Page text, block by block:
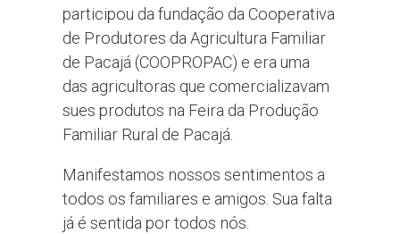
participou da fundação da Cooperativa
de Produtores da Agricultura Familiar
de Pacajá (COOPROPAC) e era uma
das agricultoras que comercializavam
sues produtos na Feira da Produção
Familiar Rural de Pacajá.
Manifestamos nossos sentimentos a
todos os familiares e amigos. Sua falta
já é sentida por todos nós.